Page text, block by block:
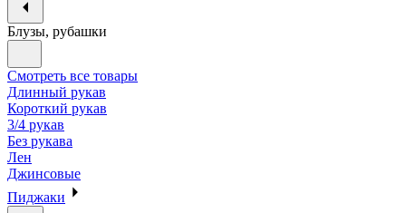
Блузы, рубашки
Смотреть все товары
Длинный рукав
Короткий рукав
3/4 рукав
Без рукава
Лен
Джинсовые
Пиджаки